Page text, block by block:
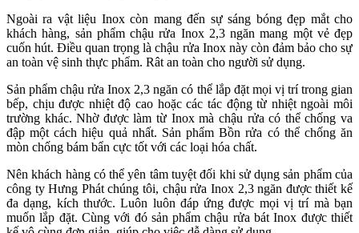
Ngoài ra vật liệu Inox còn mang đến sự sáng bóng đẹp mắt cho
khách hàng, sản phẩm chậu rửa Inox 2,3 ngăn mang một vẻ đẹp
cuốn hút. Điều quan trọng là chậu rửa Inox này còn đảm bảo cho sự
an toàn vệ sinh thực phẩm. Rât an toàn cho người sử dụng.
Sản phẩm chậu rửa Inox 2,3 ngăn có thể lắp đặt mọi vị trí trong gian
bếp, chịu được nhiệt độ cao hoặc các tác động từ nhiệt ngoài môi
trường khác. Nhờ được làm từ Inox mà chậu rửa có thể chống va
đập một cách hiệu quả nhất. Sản phẩm Bồn rửa có thể chống ăn
mòn chống bám bẩn cực tốt với các loại hóa chất.
Nên khách hàng có thể yên tâm tuyệt đối khi sử dụng sản phẩm của
công ty Hưng Phát chúng tôi, chậu rửa Inox 2,3 ngăn được thiết kế
đa dạng, kích thước. Luôn luôn đáp ứng được mọi vị trí mà bạn
muốn lắp đặt. Cùng với đó sản phẩm chậu rửa bát Inox được thiết